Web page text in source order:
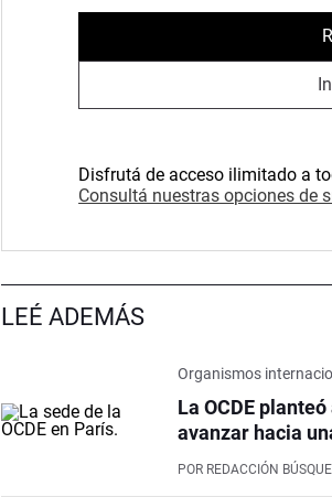
Disfrutá de acceso ilimitado a
Consultá nuestras opciones de
LEÉ ADEMÁS
Organismos
La OCDE
avanzar hacia
POR REDACCIÓN